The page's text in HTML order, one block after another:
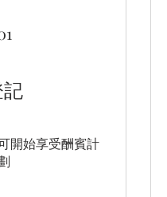
開始享受酬賓計